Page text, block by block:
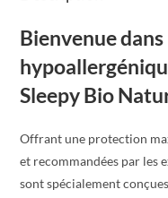
Bienvenue dans
Sleepy Bio
Offrant une protection
et recommandées par les
sont spécialement